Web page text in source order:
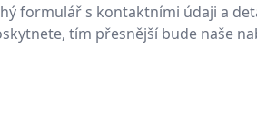
formulář s kontaktními údaji a
tím přesnější bude naše